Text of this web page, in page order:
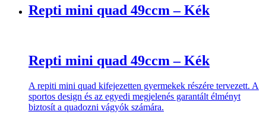
Repti mini quad 49ccm – Kék
Repti mini quad 49ccm – Kék
A repiti mini quad kifejezetten gyermekek részére tervezett. A
sportos design és az egyedi megjelenés garantált élményt
biztosít a quadozni vágyók számára.